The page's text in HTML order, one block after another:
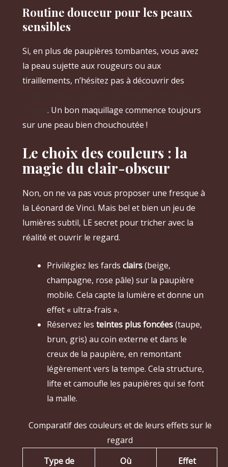
Routine douceur pour les peaux
sensibles
Si, en plus de paupières tombantes, vous avez
la peau sujette aux rougeurs ou aux
tiraillements, n’hésitez pas à découvrir des
. Un bon maquillage commence toujours
sur une peau bien chouchoutée !
Le choix des couleurs : la
magie du clair-obscur
Non, on ne va pas vous proposer une fresque à
la Léonard de Vinci. Mais bel et bien un jeu de
lumières subtil, LE secret pour tricher avec la
réalité et ouvrir le regard.
Privilégiez les fards clairs(beige,
champagne, rose pâle) sur la paupière
mobile. Cela capte la lumière et donne un
effet « ultra-frais ».
Réservez les teintes plus foncées(taupe,
brun, gris) au coin externe et dans le
creux de la paupière, en remontant
légèrement vers la tempe. Cela structure,
lifte et camoufle les paupières qui se font
la malle.
Comparatif des couleurs et de leurs effets sur le
regard
Type de
Où
Effet